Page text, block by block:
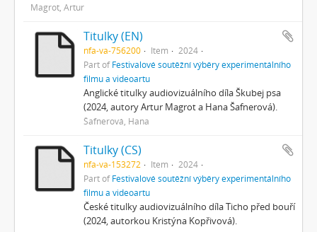
Magrot, Artur
Titulky (EN)
nfa-va-756200 Item
2024
Part ofFestivalové soutěžní výběry experimentálního
filmu a videoartu
Anglické titulky audiovizuálního díla Škubej psa
(2024, autory Artur Magrot a Hana Šafnerová).
Šafnerová, Hana
Titulky (CS)
nfa-va-153272 Item
2024
Part ofFestivalové soutěžní výběry experimentálního
filmu a videoartu
České titulky audiovizuálního díla Ticho před bouří
(2024, autorkou Kristýna Kopřivová).